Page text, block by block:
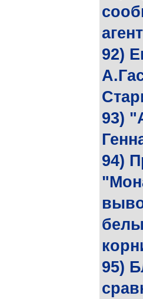
92)
93)
94)
95)